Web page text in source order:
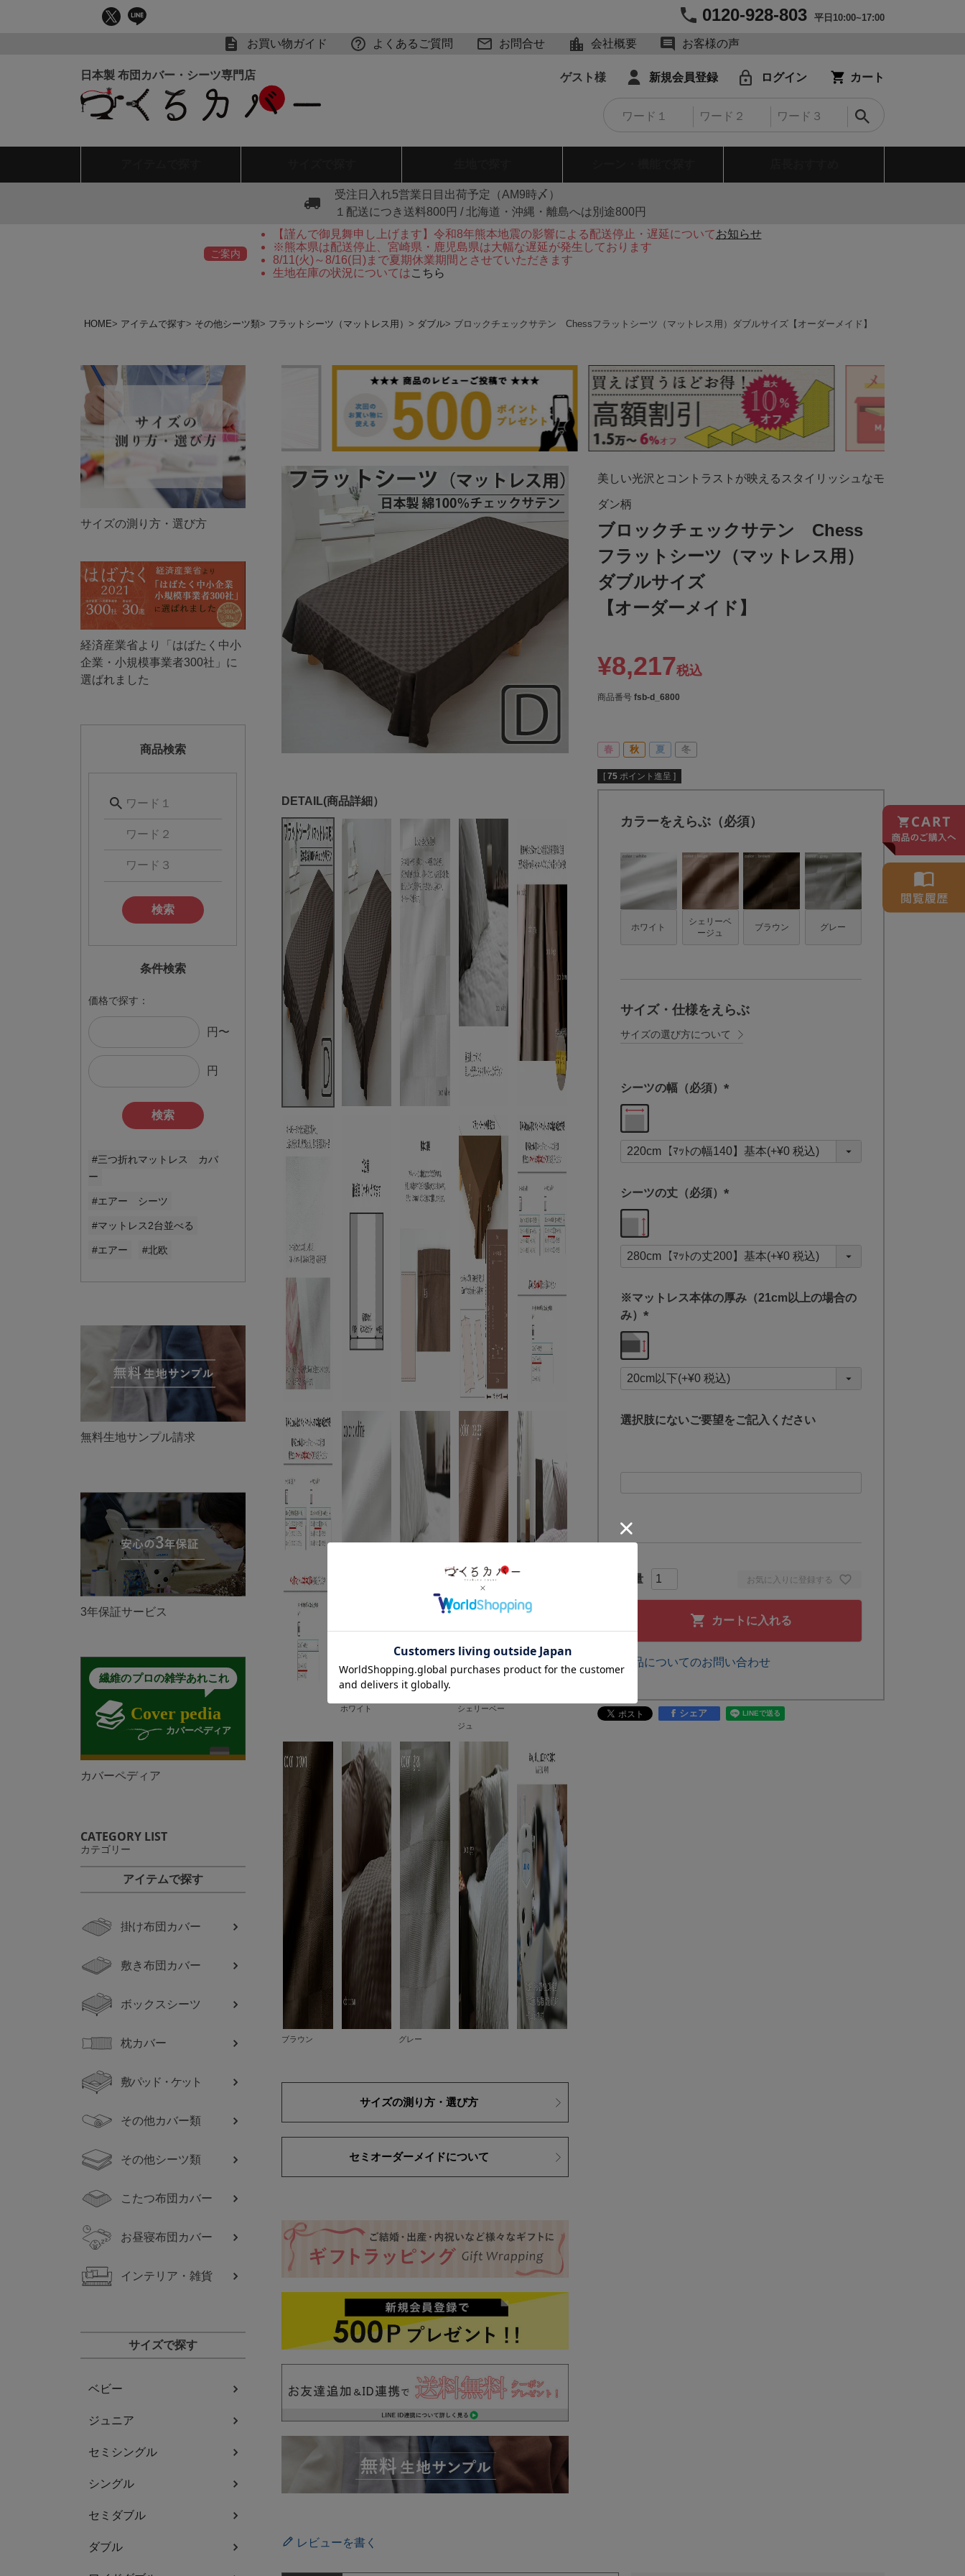
0120-928-803 平日10:00~17:00
お買い物ガイド よくあるご質問 お問合せ 会社概要 お客様の声
ゲスト様 新規会員登録 ログイン カート
受注日入れ5営業日目出荷予定（AM9時〆）
１配送につき送料800円 / 北海道・沖縄・離島へは別途800円
ご案内
【謹んで御見舞申し上げます】令和8年熊本地震の影響による配送停止・遅延についてお知らせ
※熊本県は配送停止、宮崎県・鹿児島県は大幅な遅延が発生しております
8/11(火)～8/16(日)まで夏期休業期間とさせていただきます
生地在庫の状況についてはこちら
HOME アイテムで探す その他シーツ類 フラットシーツ（マットレス用） ダブル ブロックチェックサテン Chessフラットシーツ（マットレス用）ダブルサイズ【オーダーメイド】
サイズの測り方・選び方
経済産業省より「はばたく中小
企業・小規模事業者300社」に
選ばれました
商品検索
検索
条件検索
価格で探す：
円〜
円
検索
#三つ折れマットレス カバ
ー
#エアー シーツ
#マットレス2台並べる
#エアー #北欧
無料生地サンプル請求
3年保証サービス
カバーペディア
CATEGORY LIST
カテゴリー
アイテムで探す
掛け布団カバー
敷き布団カバー
ボックスシーツ
枕カバー
敷パッド・ケット
その他カバー類
その他シーツ類
こたつ布団カバー
お昼寝布団カバー
インテリア・雑貨
サイズで探す
ベビー
ジュニア
セミシングル
シングル
セミダブル
ダブル
ホワイト
シェリーベー
ジュ
ブラウン グレー
サイズの測り方・選び方
セミオーダーメイドについて
美しい光沢とコントラストが映えるスタイリッシュなモ
ダン柄
ブロックチェックサテン Chess
フラットシーツ（マットレス用）
ダブルサイズ
【オーダーメイド】
¥8,217税込
商品番号 fsb-d_6800
春 秋 夏 冬
[ 75 ポイント進呈 ]
カラーをえらぶ（必須）
ホワイト
シェリーベ
ージュ
ブラウン グレー
お気に入りに登録する
カートに入れる
サイズ・仕様をえらぶ
サイズの選び方について
シーツの幅（必須）
須
)
シーツの丈（必須）
須
)
※マットレス本体の厚み（21cm以上の場合の
み）
(
必
須
)
選択肢にないご要望をご記入ください
商品についてのお問い合わせ
シェア
レビューを書く